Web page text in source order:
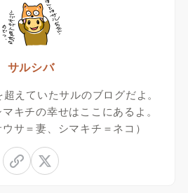
サルシバ
えていたサルのブログだよ。
キチの幸せはここにあるよ。
サ＝妻、シマキチ＝ネコ）